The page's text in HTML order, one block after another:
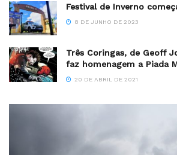
Festival de Inverno
8 DE JUNHO DE 2023
Três Coringas, de Geoff
faz homenagem a Piada
20 DE ABRIL DE 2021